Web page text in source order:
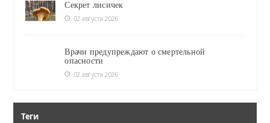
Секрет лисичек
02 августа 2026
Врачи предупреждают о смертельной
опасности
02 августа 2026
Теги